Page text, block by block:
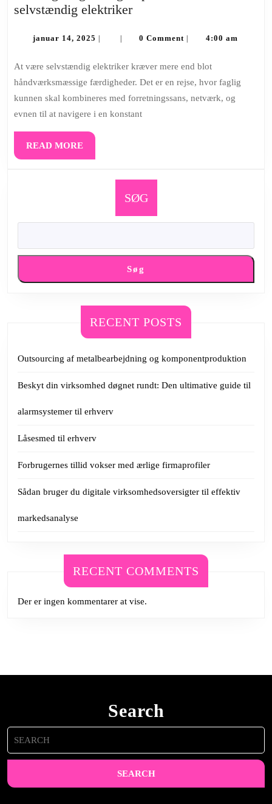
selvstændig elektrikerLedninger
læring:
til
succes
som
selvstændig
januar 14, 2025 januar
| | 0 Comment | 4:00 am
At være selvstændig elektriker kræver mere end blot
håndværksmæssige færdigheder. Det er en rejse, hvor faglig
kunnen skal kombineres med forretningssans, netværk, og
evnen til at navigere i en konstant
READ MOREREAD
MORE
SØG
Søg
RECENT POSTS
Outsourcing af metalbearbejdning og komponentproduktion
Beskyt din virksomhed døgnet rundt: Den ultimative guide til
alarmsystemer til erhverv
Låsesmed til erhverv
Forbrugernes tillid vokser med ærlige firmaprofiler
Sådan bruger du digitale virksomhedsoversigter til effektiv
markedsanalyse
RECENT COMMENTS
Der er ingen kommentarer at vise.
Search
Search
for: